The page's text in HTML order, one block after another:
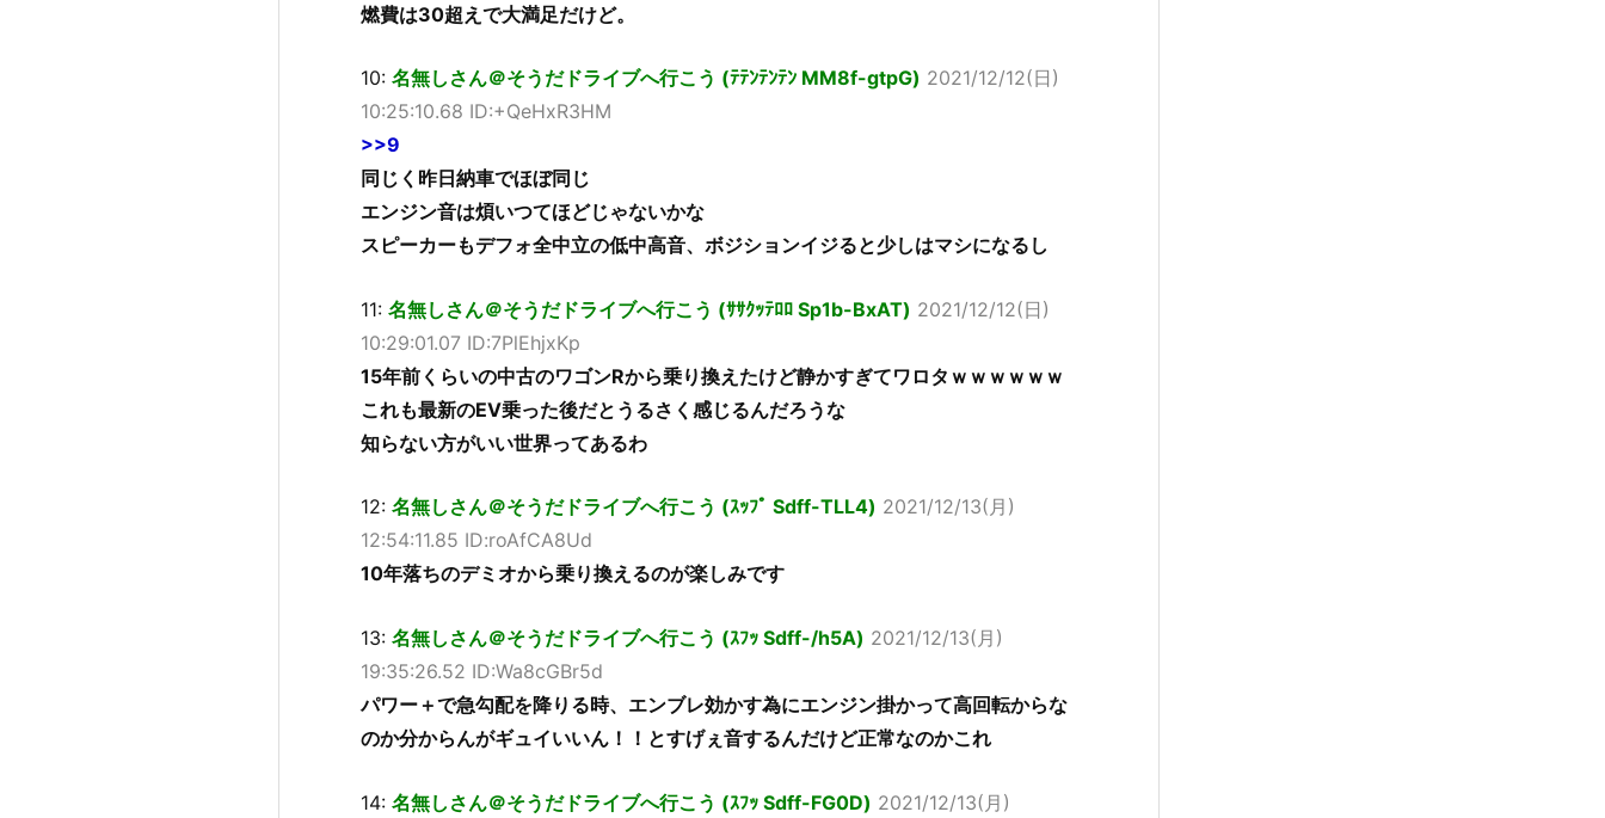
燃費は30超えで大満足だけど。
10: 名無しさん＠そうだドライブへ行こう (ﾃﾃﾝﾃﾝﾃﾝ MM8f-gtpG) 2021/12/12(日)
10:25:10.68 ID:+QeHxR3HM
>>9
同じく昨日納車でほぼ同じ
エンジン音は煩いつてほどじゃないかな
スピーカーもデフォ全中立の低中高音、ボジションイジると少しはマシになるし
11: 名無しさん＠そうだドライブへ行こう (ｻｻｸｯﾃﾛﾛ Sp1b-BxAT) 2021/12/12(日)
10:29:01.07 ID:7PlEhjxKp
15年前くらいの中古のワゴンRから乗り換えたけど静かすぎてワロタｗｗｗｗｗｗ
これも最新のEV乗った後だとうるさく感じるんだろうな
知らない方がいい世界ってあるわ
12: 名無しさん＠そうだドライブへ行こう (ｽｯﾌﾟ Sdff-TLL4) 2021/12/13(月)
12:54:11.85 ID:roAfCA8Ud
10年落ちのデミオから乗り換えるのが楽しみです
13: 名無しさん＠そうだドライブへ行こう (ｽﾌｯ Sdff-/h5A) 2021/12/13(月)
19:35:26.52 ID:Wa8cGBr5d
パワー＋で急勾配を降りる時、エンブレ効かす為にエンジン掛かって高回転からな
のか分からんがギュイいいん！！とすげぇ音するんだけど正常なのかこれ
14: 名無しさん＠そうだドライブへ行こう (ｽﾌｯ Sdff-FG0D) 2021/12/13(月)